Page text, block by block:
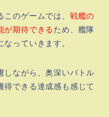
のゲームでは、 戦艦の
が期待できる ため、艦隊
っていきます。
しながら、奥深いバトル
得できる達成感も感じて